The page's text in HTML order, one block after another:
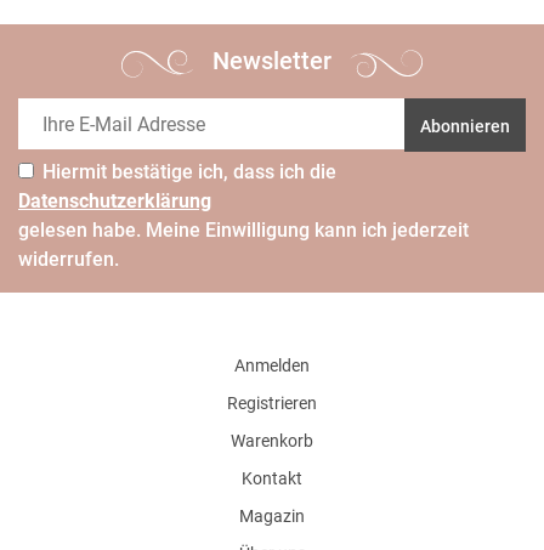
Newsletter
Abonnieren
Hiermit bestätige ich, dass ich die
Daten­schutz­erklärung
gelesen habe. Meine Einwilligung kann ich jederzeit
widerrufen.
Anmelden
Registrieren
Warenkorb
Kontakt
Magazin